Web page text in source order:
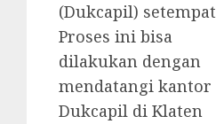
(Dukcapil)
Proses ini bisa
dilakukan dengan
mendatangi kantor
Dukcapil di Klaten